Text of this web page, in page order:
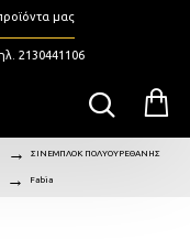
μας
2130441106
ΣΙΝΕΜΠΛΟΚ ΠΟΛΥΟΥΡΕΘΑΝΗΣ
Fabia